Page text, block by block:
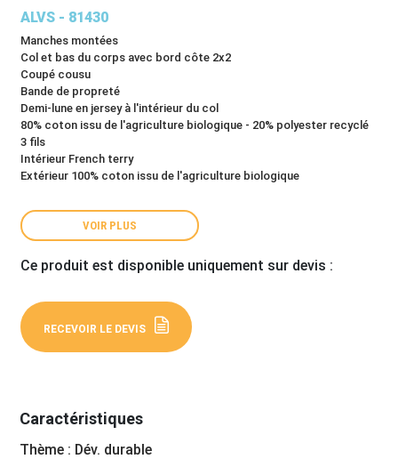
ALVS - 81430
Manches montées
Col et bas du corps avec bord côte 2x2
Coupé cousu
Bande de propreté
Demi-lune en jersey à l'intérieur du col
80% coton issu de l'agriculture biologique - 20% polyester recyclé
3 fils
Intérieur French terry
Extérieur 100% coton issu de l'agriculture biologique
VOIR PLUS
Ce produit est disponible uniquement sur devis :
RECEVOIR LE DEVIS
Caractéristiques
Thème : Dév. durable